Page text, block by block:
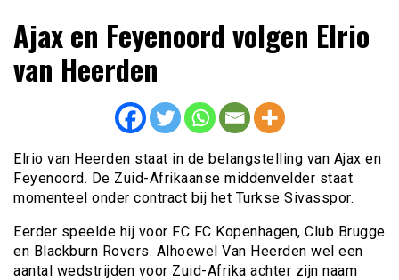
Ajax en Feyenoord volgen Elrio
van Heerden
Elrio van Heerden staat in de belangstelling van Ajax en
Feyenoord. De Zuid-Afrikaanse middenvelder staat
momenteel onder contract bij het Turkse Sivasspor.
Eerder speelde hij voor FC FC Kopenhagen, Club Brugge
en Blackburn Rovers. Alhoewel Van Heerden wel een
aantal wedstrijden voor Zuid-Afrika achter zijn naam